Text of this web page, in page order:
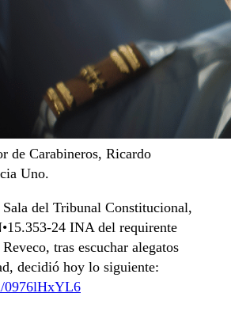
de Carabineros, Ricardo
Uno.
del Tribunal Constitucional,
24 INA del requirente
tras escuchar alegatos
decidió hoy lo siguiente:
0976lHxYL6